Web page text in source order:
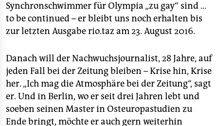
Synchronschwimmer für Olympia „zu gay“ sind …
to be continued – er bleibt uns noch erhalten bis
zur letzten Ausgabe rio.taz am 23. August 2016.
Danach will der Nachwuchsjournalist, 28 Jahre, auf
jeden Fall bei der Zeitung bleiben – Krise hin, Krise
her. „Ich mag die Atmosphäre bei der Zeitung“, sagt
er. Und in Berlin, wo er seit drei Jahren lebt und
soeben seinen Master in Osteuropastudien zu
Ende bringt, möchte er auch gern weiterhin